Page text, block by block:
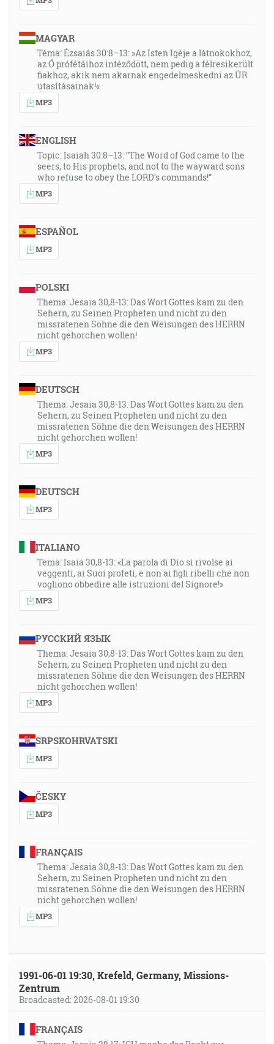
MAGYAR
Téma: Ézsaiás 30:8–13: »Az Isten Igéje a látnokokhoz,
az Ő prófétáihoz intéződött, nem pedig a félresikerült
fiakhoz, akik nem akarnak engedelmeskedni az ÚR
utasításainak!«
MP3
ENGLISH
Topic: Isaiah 30:8–13: “The Word of God came to the
seers, to His prophets, and not to the wayward sons
who refuse to obey the LORD’s commands!”
MP3
ESPAÑOL
MP3
POLSKI
Thema: Jesaia 30,8-13: Das Wort Gottes kam zu den
Sehern, zu Seinen Propheten und nicht zu den
missratenen Söhne die den Weisungen des HERRN
nicht gehorchen wollen!
MP3
DEUTSCH
Thema: Jesaia 30,8-13: Das Wort Gottes kam zu den
Sehern, zu Seinen Propheten und nicht zu den
missratenen Söhne die den Weisungen des HERRN
nicht gehorchen wollen!
MP3
DEUTSCH
MP3
ITALIANO
Tema: Isaia 30,8-13: «La parola di Dio si rivolse ai
veggenti, ai Suoi profeti, e non ai figli ribelli che non
vogliono obbedire alle istruzioni del Signore!»
MP3
РУССКИЙ ЯЗЫК
Thema: Jesaia 30,8-13: Das Wort Gottes kam zu den
Sehern, zu Seinen Propheten und nicht zu den
missratenen Söhne die den Weisungen des HERRN
nicht gehorchen wollen!
MP3
SRPSKOHRVATSKI
MP3
ČESKY
MP3
FRANÇAIS
Thema: Jesaia 30,8-13: Das Wort Gottes kam zu den
Sehern, zu Seinen Propheten und nicht zu den
missratenen Söhne die den Weisungen des HERRN
nicht gehorchen wollen!
MP3
1991-06-01 19:30, Krefeld, Germany, Missions-
Zentrum
Broadcasted: 2026-08-01 19:30
FRANÇAIS